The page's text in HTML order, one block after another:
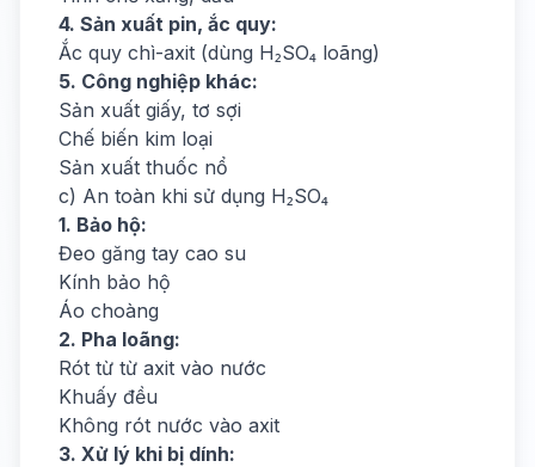
4. Sản xuất pin, ắc quy:
Ắc quy chì-axit (dùng H₂SO₄ loãng)
5. Công nghiệp khác:
Sản xuất giấy, tơ sợi
Chế biến kim loại
Sản xuất thuốc nổ
c) An toàn khi sử dụng H₂SO₄
1. Bảo hộ:
Đeo găng tay cao su
Kính bảo hộ
Áo choàng
2. Pha loãng:
Rót từ từ axit vào nước
Khuấy đều
Không rót nước vào axit
3. Xử lý khi bị dính: